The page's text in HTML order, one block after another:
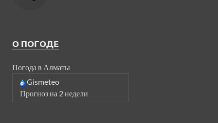
О ПОГОДЕ
Погода в Алматы
Gismeteo
Прогноз на 2 недели